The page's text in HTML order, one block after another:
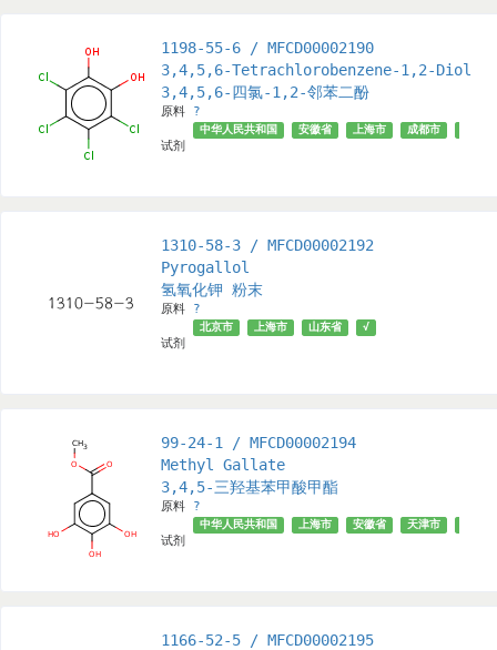
1198-55-6 / MFCD00002190
3,4,5,6-Tetrachlorobenzene-1,2-Diol
3,4,5,6-四氯-1,2-邻苯二酚
原料 ?
试剂
中华人民共和国 安徽省 上海市 成都市
1310-58-3 / MFCD00002192
Pyrogallol
氢氧化钾 粉末
原料 ?
试剂
北京市 上海市 山东省 √
99-24-1 / MFCD00002194
Methyl Gallate
3,4,5-三羟基苯甲酸甲酯
原料 ?
试剂
中华人民共和国 上海市 安徽省 天津市
1166-52-5 / MFCD00002195